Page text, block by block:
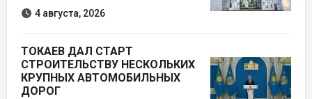
4 августа, 2026
ТОКАЕВ ДАЛ СТАРТ
СТРОИТЕЛЬСТВУ НЕСКОЛЬКИХ
КРУПНЫХ АВТОМОБИЛЬНЫХ
ДОРОГ